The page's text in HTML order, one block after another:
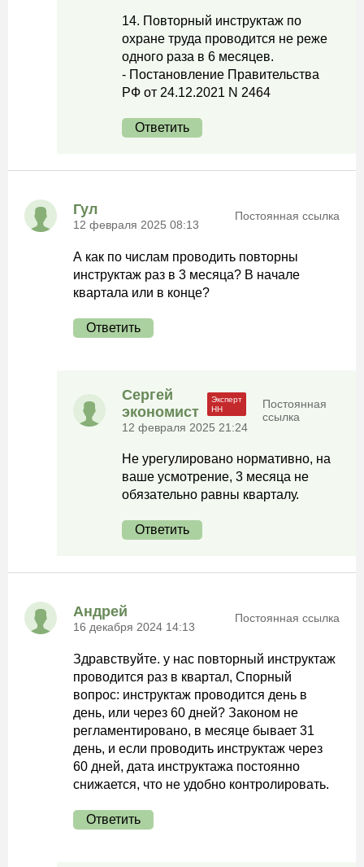
14. Повторный инструктаж по
охране труда проводится не реже
одного раза в 6 месяцев.
- Постановление Правительства
РФ от 24.12.2021 N 2464
Ответить
Гул
12 февраля 2025 08:13
Постоянная ссылка
А как по числам проводить повторны
инструктаж раз в 3 месяца? В начале
квартала или в конце?
Ответить
Сергей
экономист
12 февраля 2025 21:24
Постоянная
ссылка
Не урегулировано нормативно, на
ваше усмотрение, 3 месяца не
обязательно равны кварталу.
Ответить
Андрей
16 декабря 2024 14:13
Постоянная ссылка
Здравствуйте. у нас повторный инструктаж
проводится раз в квартал, Спорный
вопрос: инструктаж проводится день в
день, или через 60 дней? Законом не
регламентировано, в месяце бывает 31
день, и если проводить инструктаж через
60 дней, дата инструктажа постоянно
снижается, что не удобно контролировать.
Ответить